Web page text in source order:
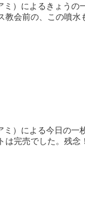
）によるきょう
会前の、この噴
）による今日の
完売でした。残